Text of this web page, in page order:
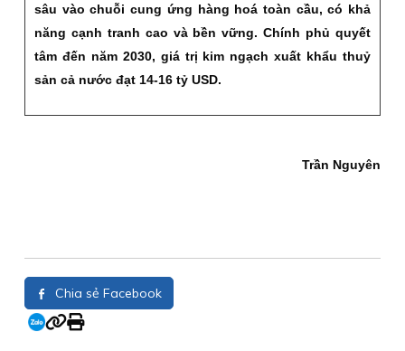
sâu vào chuỗi cung ứng hàng hoá toàn cầu, có khả
năng cạnh tranh cao và bền vững. Chính phủ quyết
tâm đến năm 2030, giá trị kim ngạch xuất khẩu thuỷ
sản cả nước đạt 14-16 tỷ USD.
Trần Nguyên
Chia sẻ Facebook